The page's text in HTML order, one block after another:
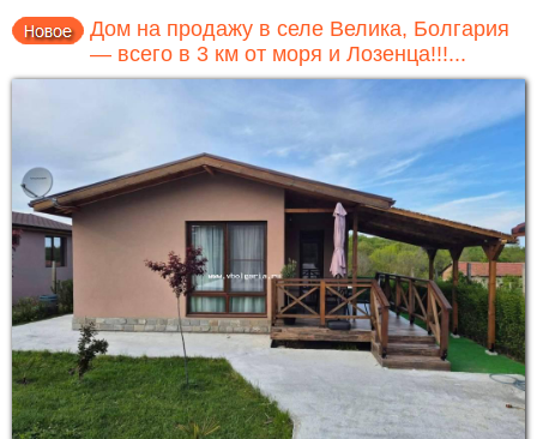
Дом на продажу в селе Велика, Болгария
— всего в 3 км от моря и Лозенца!!!...